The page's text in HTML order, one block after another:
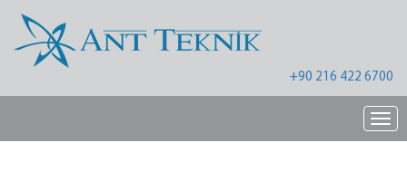
+90 216 422 6700